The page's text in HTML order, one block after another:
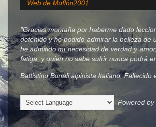
Web de Muflón2001
"Gracias montaña por haberme dado
detenido y he podido admirar la belleza de
he admitido mi necesidad de verdad y
fatiga, y quien no sabe sufrir nunca podrá
Battistino Bonali alpinista Italiano,
Powered by